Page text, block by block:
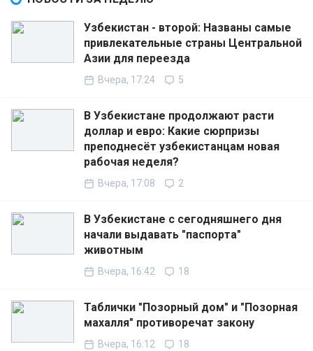
Узбекистан - второй: Названы самые
привлекательные страны Центральной
Азии для переезда
Вчера, 17:24 5
В Узбекистане продолжают расти
доллар и евро: Какие сюрпризы
преподнесёт узбекистанцам новая
рабочая неделя?
Вчера, 17:08 2
В Узбекистане с сегодняшнего дня
начали выдавать "паспорта"
животным
Вчера, 16:42 18
Таблички "Позорный дом" и "Позорная
махалля" противоречат закону
Вчера, 16:12 18